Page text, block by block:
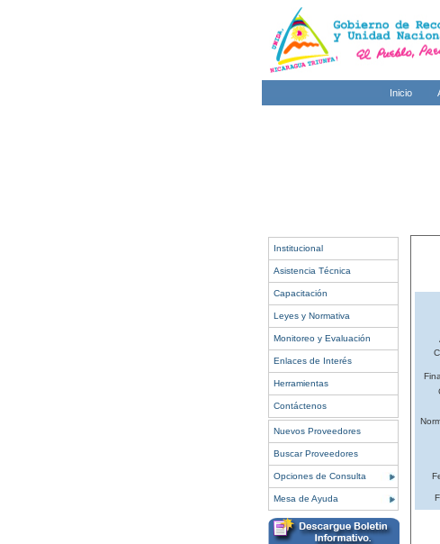
Inicio
Institucional
Asistencia Técnica
Capacitación
Leyes y Normativa
Monitoreo y Evaluación
Enlaces de Interés
Herramientas
Contáctenos
Nuevos Proveedores
Buscar Proveedores
Opciones de Consulta
Mesa de Ayuda